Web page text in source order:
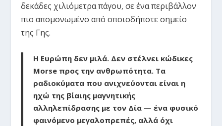
δεκάδες χιλιόμετρα πάγου, σε ένα περιβάλλον
πιο απομονωμένο από οποιοδήποτε σημείο
της Γης.
Η Ευρώπη δεν μιλά. Δεν στέλνει κώδικες
Morse προς την ανθρωπότητα. Τα
ραδιοκύματα που ανιχνεύονται είναι η
ηχώ της βίαιης μαγνητικής
αλληλεπίδρασης με τον Δία — ένα φυσικό
φαινόμενο μεγαλοπρεπές, αλλά όχι